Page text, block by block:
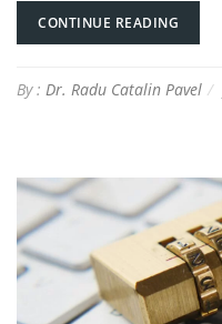
CONTINUE READING
By : Dr. Radu Catalin Pavel